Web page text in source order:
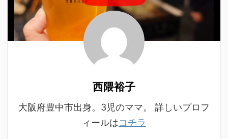
西隈裕子
大阪府豊中市出身。3児のママ。 詳しいプロフ
ィールはコチラ